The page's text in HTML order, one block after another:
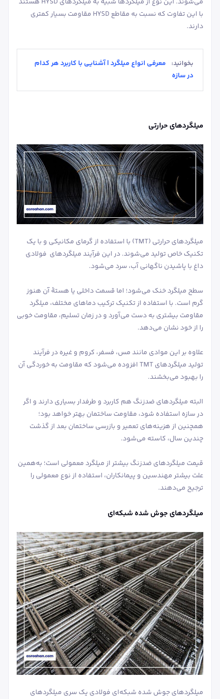
می‌شوند. این نوع از میلگردها شبیه به میلگردهای HYSD هستند
با این تفاوت که نسبت به مقاطع HYSD مقاومت بسیار کمتری
دارند.
بخوانید:
معرفی انواع میلگرد | آشنایی با کاربرد هر کدام
در سازه
میلگردهای حرارتی
میلگردهای حرارتی (TMT) با استفاده از گرمای مکانیکی و با یک
تکنیک خاص تولید می‌شوند. در این فرآیند میلگردهای فولادی
داغ با پاشیدن ناگهانی آب، سرد می‌شود.
سطح میلگرد خنک می‌شود؛ اما قسمت داخلی یا هستۀ آن هنوز
گرم است. با استفاده از تکنیک ترکیب دماهای مختلف، میلگرد
مقاومت بیشتری به دست می‌آورد و در زمان تسلیم، مقاومت خوبی
را از خود نشان می‌دهد.
علاوه بر این موادی مانند مس، فسفر، کروم و غیره در فرآیند
تولید میلگردهای TMT افزوده می‌شود که مقاومت به خوردگی آن
را بهبود می‌بخشند.
البته میلگردهای ضدزنگ هم کاربرد و طرفدار بسیاری دارند و اگر
در سازه استفاده شود، مقاومت ساختمان بهتر خواهد بود؛
همچنین از هزینه‌های تعمیر و بازرسی ساختمان بعد از گذشت
چندین سال، کاسته می‌شود.
قیمت میلگردهای ضدزنگ بیشتر از میلگرد معمولی است؛ به‌همین
علت بیشتر مهندسین و پیمانکاران، استفاده از نوع معمولی را
ترجیح می‌دهند.
میلگردهای جوش شده شبکه‌ای
میلگردهای جوش شده شبکه‌ای فولادی یک سری میلگردهای